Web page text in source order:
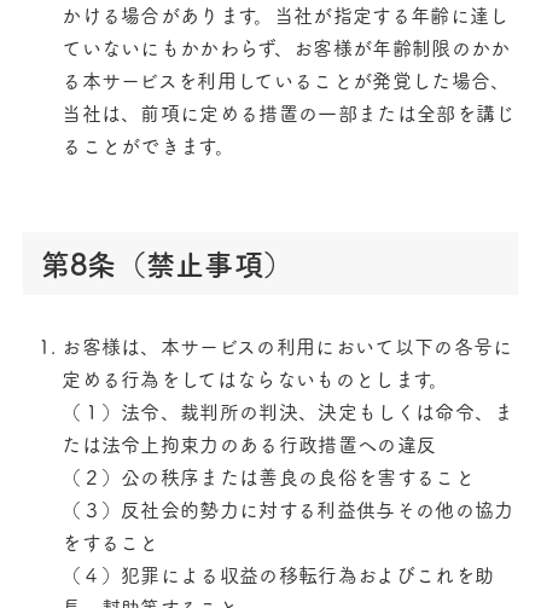
かける場合があります。当社が指定する年齢に達し
ていないにもかかわらず、お客様が年齢制限のかか
る本サービスを利用していることが発覚した場合、
当社は、前項に定める措置の一部または全部を講じ
ることができます。
第8条（禁止事項）
お客様は、本サービスの利用において以下の各号に
定める行為をしてはならないものとします。
（１）法令、裁判所の判決、決定もしくは命令、ま
たは法令上拘束力のある行政措置への違反
（２）公の秩序または善良の良俗を害すること
（３）反社会的勢力に対する利益供与その他の協力
をすること
（４）犯罪による収益の移転行為およびこれを助